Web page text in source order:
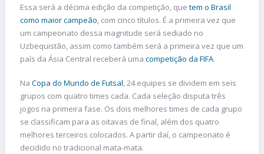
Essa será a décima edição da competição, que tem o Brasil
como maior campeão, com cinco títulos. É a primeira vez que
um campeonato dessa magnitude será sediado no
Uzbequistão, assim como também será a primeira vez que um
país da Ásia Central receberá uma competição da FIFA.
Na Copa do Mundo de Futsal, 24 equipes se dividem em seis
grupos com quatro times cada. Cada seleção disputa três
jogos na primeira fase. Os dois melhores times de cada grupo
se classificam para as oitavas de final, além dos quatro
melhores terceiros colocados. A partir daí, o campeonato é
decidido no tradicional mata-mata.